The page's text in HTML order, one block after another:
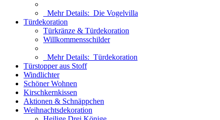
Mehr Details: Die Vogelvilla
Türdekoration
Türkränze & Türdekoration
Willkommensschilder
Mehr Details: Türdekoration
Türstopper aus Stoff
Windlichter
Schöner Wohnen
Kirschkernkissen
Aktionen & Schnäppchen
Weihnachtsdekoration